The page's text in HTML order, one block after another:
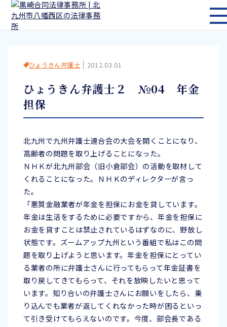
メ
ひょうきん弁護士 2012.03.01
ひょうきん弁護士２ №04 年金
担保
北九州で九州弁護士連合会の大会を開くことになり、
高齢者の問題を取り上げることになった。
ＮＨＫが北九州部会（旧小倉部会）の活動を取材して
くれることになった。ＮＨＫのディレクターが言っ
た。
「悪質金融業者が年金を担保にお金を貸しています。
年金は生活をするために必要ですから、年金を担保に
お金を貸すことは禁止されているはずなのに、野放し
状態です。ズームアップ九州という番組で私はこの問
題を取り上げようと思います。年金を担保にとってい
る業者の所に弁護士さんに行ってもらって年金証書を
取り戻してきてもらって、それを放映したいと思って
います。知り合いの弁護士さんにお願いをしたら、乗
り込んでも業者が返してくれなかった時が困るといっ
て引き受けてもらえないのです。今度、部会長である